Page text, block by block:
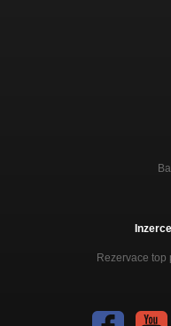
Rezervace top